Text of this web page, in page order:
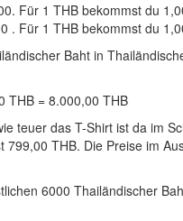
Für 1 THB bekommst du
. Für 1 THB bekommst du
Baht in
THB = 8.000,00 THB
teuer das T-Shirt ist da im
799,00 THB. Die Preise im
6000 Thailändischer